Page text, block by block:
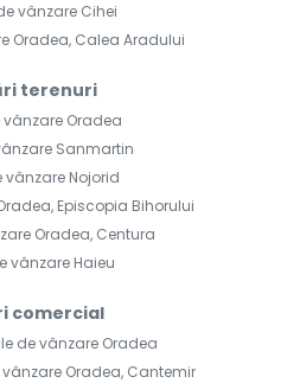
vânzare Cihei
Oradea, Calea Aradului
terenuri
vânzare Oradea
Sanmartin
vânzare Nojorid
Episcopia Bihorului
Oradea, Centura
vânzare Haieu
comercial
de vânzare Oradea
Oradea, Cantemir